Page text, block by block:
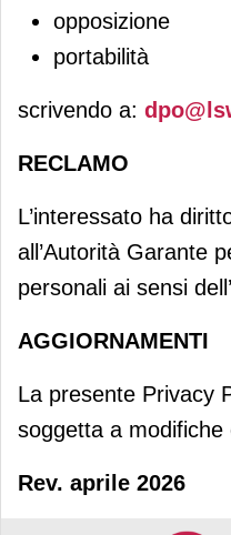
opposizione
portabilità
scrivendo a:
RECLAMO
L’interessato ha
all’Autorità Garante
personali ai sensi
AGGIORNAMENTI
La presente Privacy
soggetta a modifiche
Rev. aprile 2026